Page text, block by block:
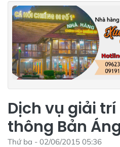
Dịch vụ giải
thông Bản
Thứ ba - 02/06/2015 05:36